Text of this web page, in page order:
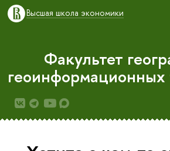
ысшая школа экономики
Факультет
еоинформационных